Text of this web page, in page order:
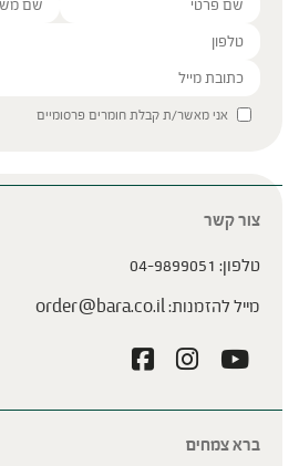
Please leave this field empty.
אני מאשר/ת קבלת חומרים פרסומיים
ברא צמחים
צור קשר
טלפון: 04-9899051
מייל להזמנות:order@bara.co.il